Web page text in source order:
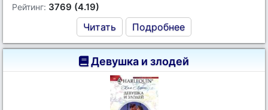
Рейтинг: 3769 (4.19)
Читать Подробнее
Девушка и злодей